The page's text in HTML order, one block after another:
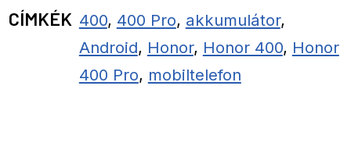
CÍMKÉK 400, 400 Pro, akkumulátor,
Android, Honor, Honor 400, Honor
400 Pro, mobiltelefon